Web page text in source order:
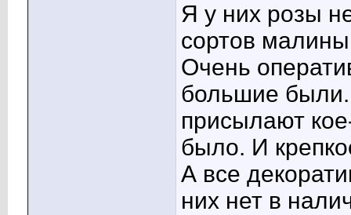
Я у них розы
сортов
Очень
большие были.
присылают
было. И
А все
них нет в